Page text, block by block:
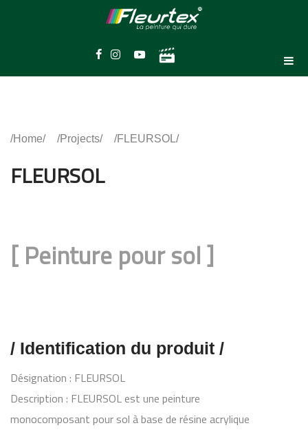
Home Projects FLEURSOL
FLEURSOL
[ Peinture pour sol]
/ Identification du produit /
Désignation : FLEURSOL
Description : FLEURSOL est une peinture
monocomposant pour sol à base de résine acrylique